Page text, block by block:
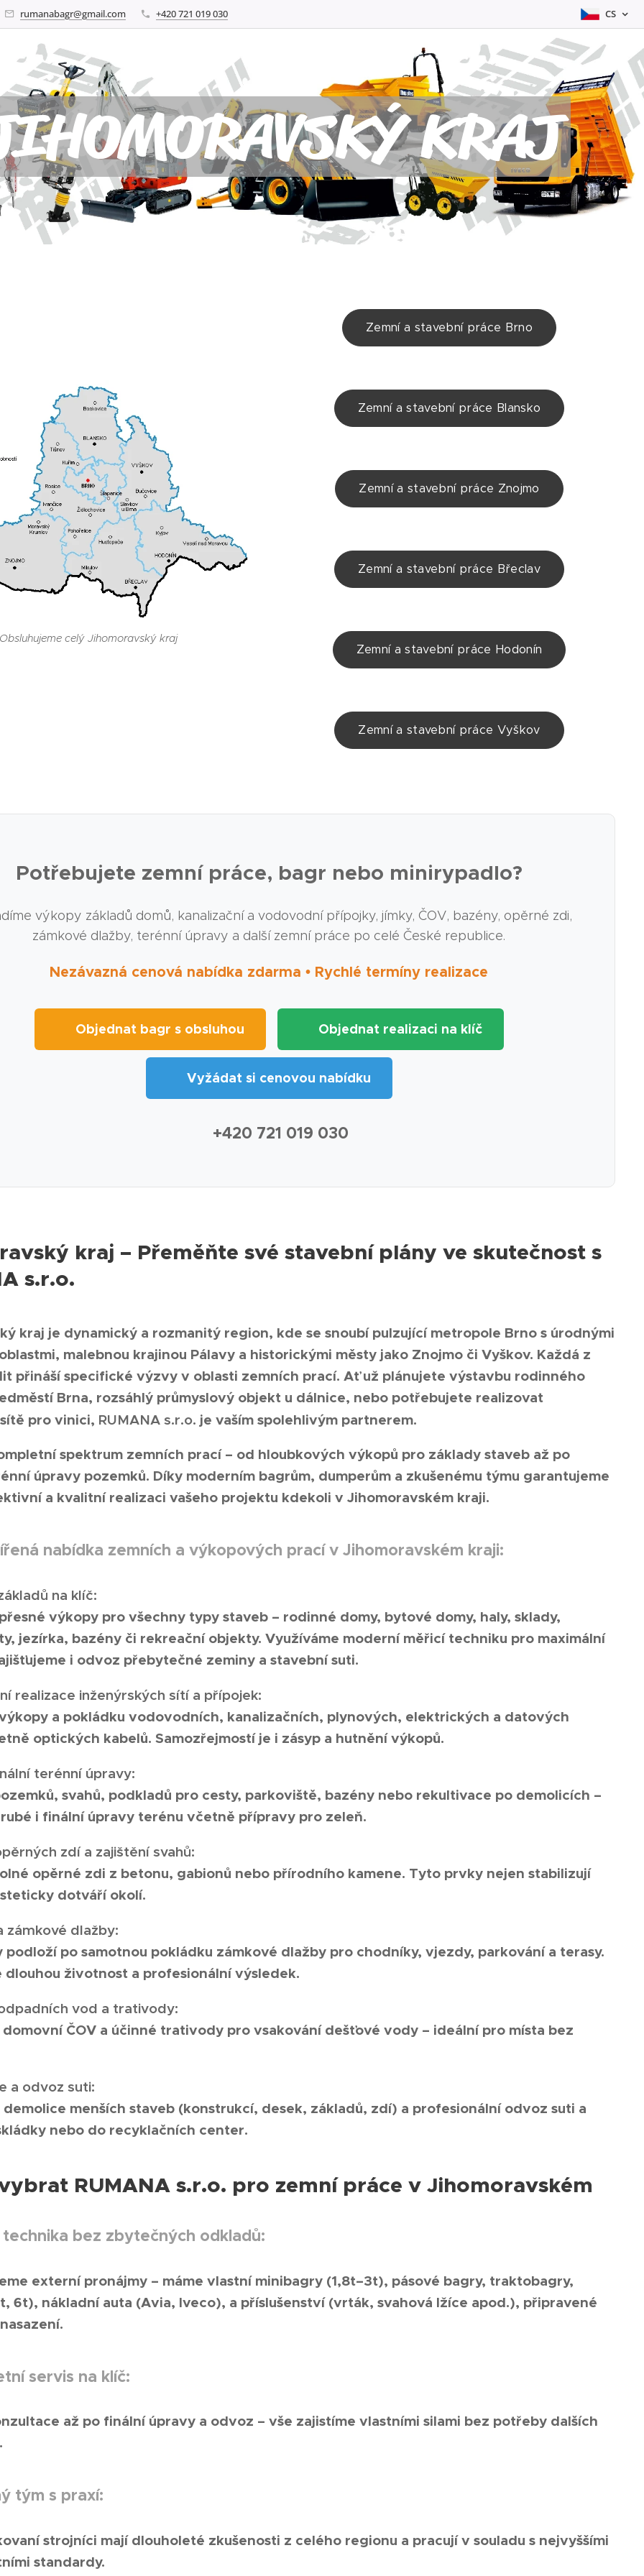
rumanabagr@gmail.com +420 721 019 030 CS
KRAJ
Obsluhujeme celý Jihomoravský kraj
Zemní a stavební práce Brno
Zemní a stavební práce Blansko
Zemní a stavební práce Znojmo
Zemní a stavební práce Břeclav
Zemní a stavební práce Hodonín
Zemní a stavební práce Vyškov
Potřebujete zemní práce, bagr nebo minirypadlo?
výkopy základů domů, kanalizační a vodovodní přípojky, jímky, ČOV, bazény, opěrné zdi,
zámkové dlažby, terénní úpravy a další zemní práce po celé České republice.
Nezávazná cenová nabídka zdarma • Rychlé termíny realizace
🚜 Objednat bagr s obsluhou 🏗️ Objednat realizaci na klíč
📋 Vyžádat si cenovou nabídku
📞 +420 721 019 030
kraj – Přeměňte své stavební plány ve skutečnost s
s.r.o.
kraj je dynamický a rozmanitý region, kde se snoubí pulzující metropole Brno s úrodnými
malebnou krajinou Pálavy a historickými městy jako Znojmo či Vyškov. Každá z
přináší specifické výzvy v oblasti zemních prací. Ať už plánujete výstavbu rodinného
Brna, rozsáhlý průmyslový objekt u dálnice, nebo potřebujete realizovat
pro vinici, RUMANA s.r.o. je vaším spolehlivým partnerem.
spektrum zemních prací – od hloubkových výkopů pro základy staveb až po
úpravy pozemků. Díky moderním bagrům, dumperům a zkušenému týmu garantujeme
a kvalitní realizaci vašeho projektu kdekoli v Jihomoravském kraji.
nabídka zemních a výkopových prací v Jihomoravském kraji:
na klíč:
výkopy pro všechny typy staveb – rodinné domy, bytové domy, haly, sklady,
jezírka, bazény či rekreační objekty. Využíváme moderní měřicí techniku pro maximální
i odvoz přebytečné zeminy a stavební suti.
realizace inženýrských sítí a přípojek:
a pokládku vodovodních, kanalizačních, plynových, elektrických a datových
optických kabelů. Samozřejmostí je i zásyp a hutnění výkopů.
terénní úpravy:
svahů, podkladů pro cesty, parkoviště, bazény nebo rekultivace po demolicích –
i finální úpravy terénu včetně přípravy pro zeleň.
zdí a zajištění svahů:
opěrné zdi z betonu, gabionů nebo přírodního kamene. Tyto prvky nejen stabilizují
dotváří okolí.
zámkové dlažby:
podloží po samotnou pokládku zámkové dlažby pro chodníky, vjezdy, parkování a terasy.
dlouhou životnost a profesionální výsledek.
vod a trativody:
domovní ČOV a účinné trativody pro vsakování dešťové vody – ideální pro místa bez
a odvoz suti:
demolice menších staveb (konstrukcí, desek, základů, zdí) a profesionální odvoz suti a
nebo do recyklačních center.
RUMANA s.r.o. pro zemní práce v Jihomoravském
bez zbytečných odkladů:
externí pronájmy – máme vlastní minibagry (1,8t–3t), pásové bagry, traktobagry,
6t), nákladní auta (Avia, Iveco), a příslušenství (vrták, svahová lžíce apod.), připravené
servis na klíč:
až po finální úpravy a odvoz – vše zajistíme vlastními silami bez potřeby dalších
tým s praxí:
strojníci mají dlouholeté zkušenosti z celého regionu a pracují v souladu s nejvyššími
standardy.